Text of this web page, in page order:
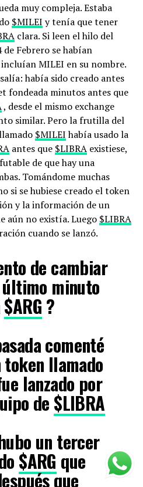
muy compleja. Estaba
$MILEI y tenía que tener
clara. Si leen el hilo del
Febrero se habían
MILEI en su nombre.
había sido creado antes
fondeada minutos antes que
, desde el mismo exchange
similar. Pero la frutilla del
$MILEIhabía usado la
antes que $LIBRAexistiese,
de que hay una
Tomándome muchas
si se hubiese creado el token
y la información de un
aún no existía. Luego $LIBRA
cuando se lanzó.
de cambiar
minuto
$ARG ?
comenté
token llamado
lanzado por
de$LIBRA
un tercer
$ARG que
que